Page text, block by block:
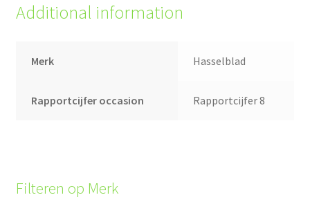
Additional information
Merk Hasselblad
Rapportcijfer occasion Rapportcijfer 8
Filteren op Merk